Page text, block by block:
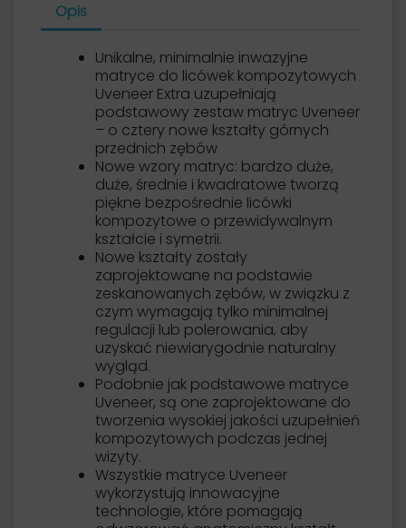
Opis
Unikalne, minimalnie inwazyjne
matryce do licówek kompozytowych
Uveneer Extra uzupełniają
podstawowy zestaw matryc Uveneer
– o cztery nowe kształty górnych
przednich zębów
Nowe wzory matryc: bardzo duże,
duże, średnie i kwadratowe tworzą
piękne bezpośrednie licówki
kompozytowe o przewidywalnym
kształcie i symetrii.
Nowe kształty zostały
zaprojektowane na podstawie
zeskanowanych zębów, w związku z
czym wymagają tylko minimalnej
regulacji lub polerowania, aby
uzyskać niewiarygodnie naturalny
wygląd.
Podobnie jak podstawowe matryce
Uveneer, są one zaprojektowane do
tworzenia wysokiej jakości uzupełnień
kompozytowych podczas jednej
wizyty.
Wszystkie matryce Uveneer
wykorzystują innowacyjne
technologie, które pomagają